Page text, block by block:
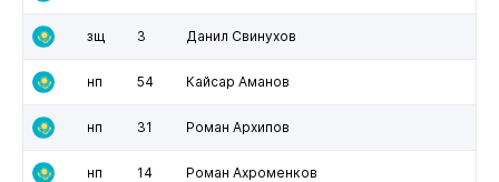
зщ 3 Данил Свинухов
нп 54 Кайсар Аманов
нп 31 Роман Архипов
нп 14 Роман Ахроменков